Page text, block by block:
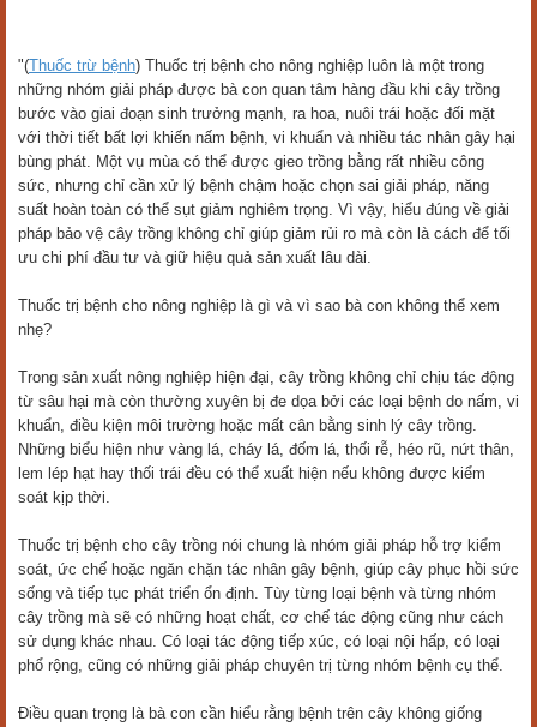
"(Thuốc trừ bệnh) Thuốc trị bệnh cho nông nghiệp luôn là một trong
những nhóm giải pháp được bà con quan tâm hàng đầu khi cây trồng
bước vào giai đoạn sinh trưởng mạnh, ra hoa, nuôi trái hoặc đối mặt
với thời tiết bất lợi khiến nấm bệnh, vi khuẩn và nhiều tác nhân gây hại
bùng phát. Một vụ mùa có thể được gieo trồng bằng rất nhiều công
sức, nhưng chỉ cần xử lý bệnh chậm hoặc chọn sai giải pháp, năng
suất hoàn toàn có thể sụt giảm nghiêm trọng. Vì vậy, hiểu đúng về giải
pháp bảo vệ cây trồng không chỉ giúp giảm rủi ro mà còn là cách để tối
ưu chi phí đầu tư và giữ hiệu quả sản xuất lâu dài.
Thuốc trị bệnh cho nông nghiệp là gì và vì sao bà con không thể xem
nhẹ?
Trong sản xuất nông nghiệp hiện đại, cây trồng không chỉ chịu tác động
từ sâu hại mà còn thường xuyên bị đe dọa bởi các loại bệnh do nấm, vi
khuẩn, điều kiện môi trường hoặc mất cân bằng sinh lý cây trồng.
Những biểu hiện như vàng lá, cháy lá, đốm lá, thối rễ, héo rũ, nứt thân,
lem lép hạt hay thối trái đều có thể xuất hiện nếu không được kiểm
soát kịp thời.
Thuốc trị bệnh cho cây trồng nói chung là nhóm giải pháp hỗ trợ kiểm
soát, ức chế hoặc ngăn chặn tác nhân gây bệnh, giúp cây phục hồi sức
sống và tiếp tục phát triển ổn định. Tùy từng loại bệnh và từng nhóm
cây trồng mà sẽ có những hoạt chất, cơ chế tác động cũng như cách
sử dụng khác nhau. Có loại tác động tiếp xúc, có loại nội hấp, có loại
phổ rộng, cũng có những giải pháp chuyên trị từng nhóm bệnh cụ thể.
Điều quan trọng là bà con cần hiểu rằng bệnh trên cây không giống